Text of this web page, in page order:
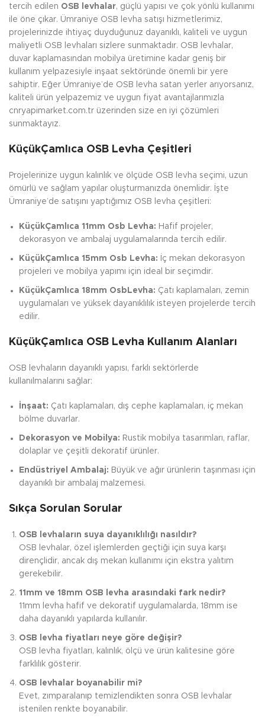
tercih edilen OSB levhalar, güçlü yapısı ve çok yönlü kullanımı
ile öne çıkar. Ümraniye OSB levha satışı hizmetlerimiz,
projelerinizde ihtiyaç duyduğunuz dayanıklı, kaliteli ve uygun
maliyetli OSB levhaları sizlere sunmaktadır. OSB levhalar,
duvar kaplamasından mobilya üretimine kadar geniş bir
kullanım yelpazesiyle inşaat sektöründe önemli bir yere
sahiptir. Eğer Ümraniye’de OSB levha satan yerler arıyorsanız,
kaliteli ürün yelpazemiz ve uygun fiyat avantajlarımızla
cnryapimarket.com.tr üzerinden size en iyi çözümleri
sunmaktayız.
KüçükÇamlıca OSB Levha Çeşitleri
Projelerinize uygun kalınlık ve ölçüde OSB levha seçimi, uzun
ömürlü ve sağlam yapılar oluşturmanızda önemlidir. İşte
Ümraniye’de satışını yaptığımız OSB levha çeşitleri:
KüçükÇamlıca 11mm Osb Levha: Hafif projeler,
dekorasyon ve ambalaj uygulamalarında tercih edilir.
KüçükÇamlıca 15mm Osb Levha: İç mekan dekorasyon
projeleri ve mobilya yapımı için ideal bir seçimdir.
KüçükÇamlıca 18mm OsbLevha: Çatı kaplamaları, zemin
uygulamaları ve yüksek dayanıklılık isteyen projelerde tercih
edilir.
KüçükÇamlıca OSB Levha Kullanım Alanları
OSB levhaların dayanıklı yapısı, farklı sektörlerde
kullanılmalarını sağlar:
İnşaat: Çatı kaplamaları, dış cephe kaplamaları, iç mekan
bölme duvarlar.
Dekorasyon ve Mobilya: Rustik mobilya tasarımları, raflar,
dolaplar ve çeşitli dekoratif ürünler.
Endüstriyel Ambalaj: Büyük ve ağır ürünlerin taşınması için
dayanıklı bir ambalaj malzemesi.
Sıkça Sorulan Sorular
OSB levhaların suya dayanıklılığı nasıldır?
OSB levhalar, özel işlemlerden geçtiği için suya karşı
dirençlidir, ancak dış mekan kullanımı için ekstra yalıtım
gerekebilir.
11mm ve 18mm OSB levha arasındaki fark nedir?
11mm levha hafif ve dekoratif uygulamalarda, 18mm ise
daha dayanıklı yapılarda kullanılır.
OSB levha fiyatları neye göre değişir?
OSB levha fiyatları, kalınlık, ölçü ve ürün kalitesine göre
farklılık gösterir.
OSB levhalar boyanabilir mi?
Evet, zımparalanıp temizlendikten sonra OSB levhalar
istenilen renkte boyanabilir.